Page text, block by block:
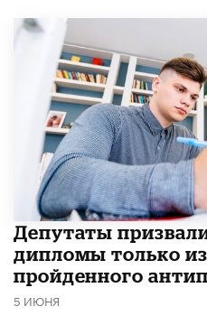
Депутаты
дипломы только
пройденного
5 ИЮНЯ